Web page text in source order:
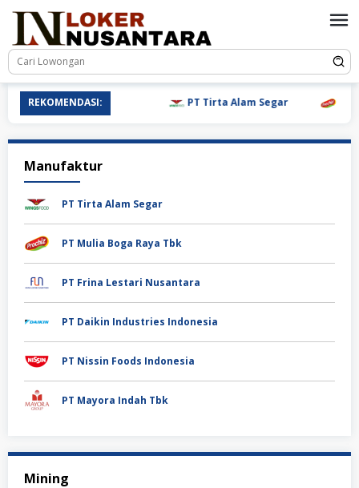
REKOMENDASI: PT Tirta Alam Segar PT
Manufaktur
PT Tirta Alam Segar
PT Mulia Boga Raya Tbk
PT Frina Lestari Nusantara
PT Daikin Industries Indonesia
PT Nissin Foods Indonesia
PT Mayora Indah Tbk
Mining